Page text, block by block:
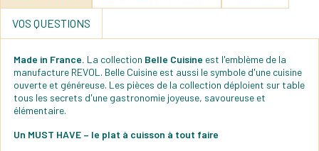
VOS QUESTIONS
Made in France. La collection Belle Cuisine est l'emblème de la
manufacture REVOL. Belle Cuisine est aussi le symbole d'une cuisine
ouverte et généreuse. Les pièces de la collection déploient sur table
tous les secrets d'une gastronomie joyeuse, savoureuse et
élémentaire.
Un MUST HAVE – le plat à cuisson à tout faire